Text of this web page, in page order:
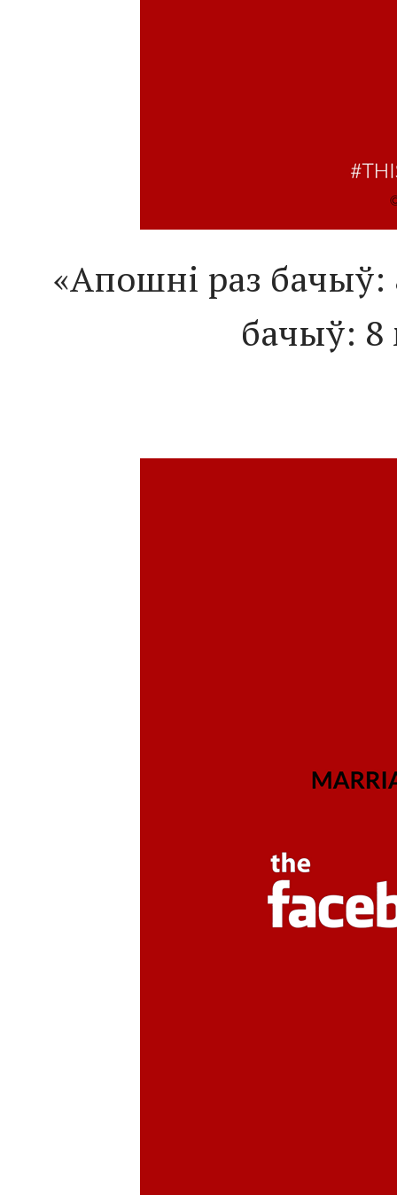
«Апошні раз бачыў:
бачыў: 8